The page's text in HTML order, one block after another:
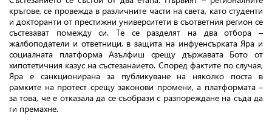
кръгове, се провежда в различните части на света, като студенти
и докторанти от престижни университети в съответния регион се
състезават помежду си. Те се разделят на два отбора –
жалбоподатели и ответници, в защита на инфуенсърката Яра и
социалната платформа Азълфиш срещу държавата Бото от
хипотетичния казус на състезанаието. Според фактите по случая,
Яра е санкционирана за публикуване на няколко поста в
рамките на протест срещу законови промени, а платформата –
за това, че е отказала да се съобрази с разпореждане на съда да
ги премахне.